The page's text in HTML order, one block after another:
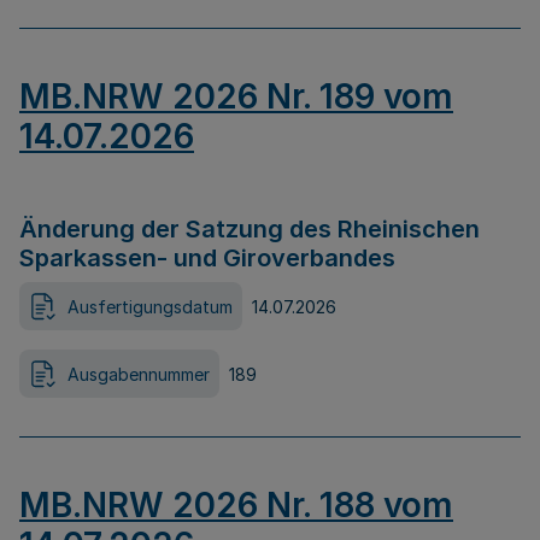
MB.NRW 2026 Nr. 189 vom
14.07.2026
Änderung der Satzung des Rheinischen
Sparkassen- und Giroverbandes
Ausfertigungsdatum 14.07.2026
Ausgabennummer 189
MB.NRW 2026 Nr. 188 vom